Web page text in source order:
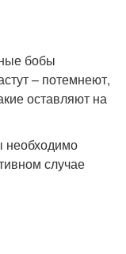
бобы
– потемнеют,
оставляют на
необходимо
случае